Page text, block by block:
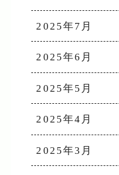
2025年7月
2025年6月
2025年5月
2025年4月
2025年3月